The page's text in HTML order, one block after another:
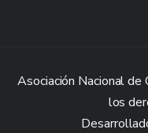
Asociación Nacional
los